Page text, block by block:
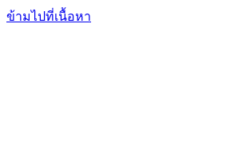
ข้ามไปที่เนื้อหา